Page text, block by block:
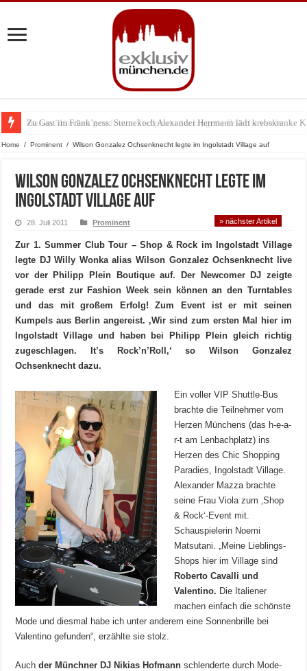
Zu Gast im Fränk’ness: Sternekoch Alexander Herrmann lädt krebskranke
Warum München gerade zum Treffpunkt der Lingerie-Branche wurde
Home / Prominent / Wilson Gonzalez Ochsenknecht legte im Ingolstadt Village auf
Wilson Gonzalez Ochsenknecht legte im
Ingolstadt Village auf
28. Juli 2011 Prominent » nächster Artikel
Zur 1. Summer Club Tour – Shop & Rock im Ingolstadt Village
legte DJ Willy Wonka alias Wilson Gonzalez Ochsenknecht live
vor der Philipp Plein Boutique auf. Der Newcomer DJ zeigte
gerade erst zur Fashion Week sein können an den Turntables
und das mit großem Erfolg! Zum Event ist er mit seinen
Kumpels aus Berlin angereist. ‚Wir sind zum ersten Mal hier im
Ingolstadt Village und haben bei Philipp Plein gleich richtig
zugeschlagen. It’s Rock’n’Roll,‘ so Wilson Gonzalez
Ochsenknecht dazu.
Ein voller VIP Shuttle-Bus
brachte die Teilnehmer vom
Herzen Münchens (das h-e-a-
r-t am Lenbachplatz) ins
Herzen des Chic Shopping
Paradies, Ingolstadt Village.
Alexander Mazza brachte
seine Frau Viola zum ‚Shop
& Rock‘-Event mit.
Schauspielerin Noemi
Matsutani. „Meine Lieblings-
Shops hier im Village sind
Roberto Cavalli und
Valentino. Die Italiener
machen einfach die schönste
Mode und diesmal habe ich unter anderem eine Sonnenbrille bei
Valentino gefunden“, erzählte sie stolz.
Auchder Münchner DJ Nikias Hofmann schlenderte durch Mode-